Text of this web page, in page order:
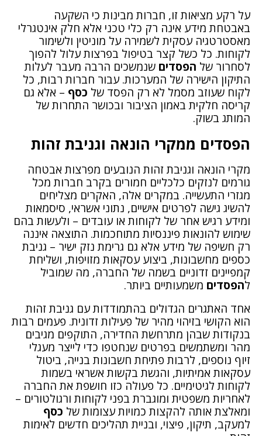
על רקע מציאות זו, חברות מבינות כי השקעה
באבטחת מידע אינה רק כלי טכני אלא חלק אינטגרלי
מאסטרטגיה עסקית לשמירה על מוניטין ולשימור
לקוחות. כל כשל קצר בטיפול בפרצות עלול להפוך
לסחרור של הפסדים שנמשכים הרבה מעבר לעלות
התיקון הישירה של המערכות. עבור חברות רבות, כל
לקוח שעוזב מסמל לא רק הפסד של כסף – אלא גם
קריסה חלקית באמון הציבור ובכושר התחרות של
המותג בשוק.
הפסדים ממקרי הונאה וגניבת זהות
מקרי הונאה וגניבת זהות הנובעים מפרצות אבטחה
גורמים לנזקים כלכליים חמורים בקרב חברות מכל
מגזרי התעשייה. במקרים אלה, האקרים מצליחים
להשיג גישה לפרטים אישיים, נתוני אשראי, סיסמאות
ומידע רגיש אחר של לקוחות או עובדים – ולעשות בהם
שימוש להונאות פיננסיות מתוחכמות. התוצאה איננה
רק חשיפה של מידע אלא גם גרימת נזק ישיר – גניבת
כספים מחשבונות, ביצוע עסקאות מזויפות, ושליחת
קמפיינים זדוניים בשמה של החברה, מה שמוביל
להפסדים משמעותיים ביותר.
אחד האתגרים הגדולים בהתמודדות עם גניבת זהות
הוא הקושי בזיהוי מהיר של פעילות זדונית. פעמים רבות
בנקודות שבהן מתרחשת החדירה, התוקפים מגיבים
מהר ומשתמשים בפרטים שנחטפו כדי לייצר מעגלי
זיוף נוספים, לרבות פתיחת חשבונות בנייה, ביטול
עסקאות אמיתיות, והגשת בקשות אשראי בשמות
לקוחות לגיטימיים. כל פעולה כזו חושפת את החברה
לאחריות משפטית ומוגברת בפני לקוחות ורגולטורים –
ומאלצת אותה להקצות כמויות עצומות של כסף
למעקב, תיקון, פיצוי, ובניית תהליכים חדשים לאימות